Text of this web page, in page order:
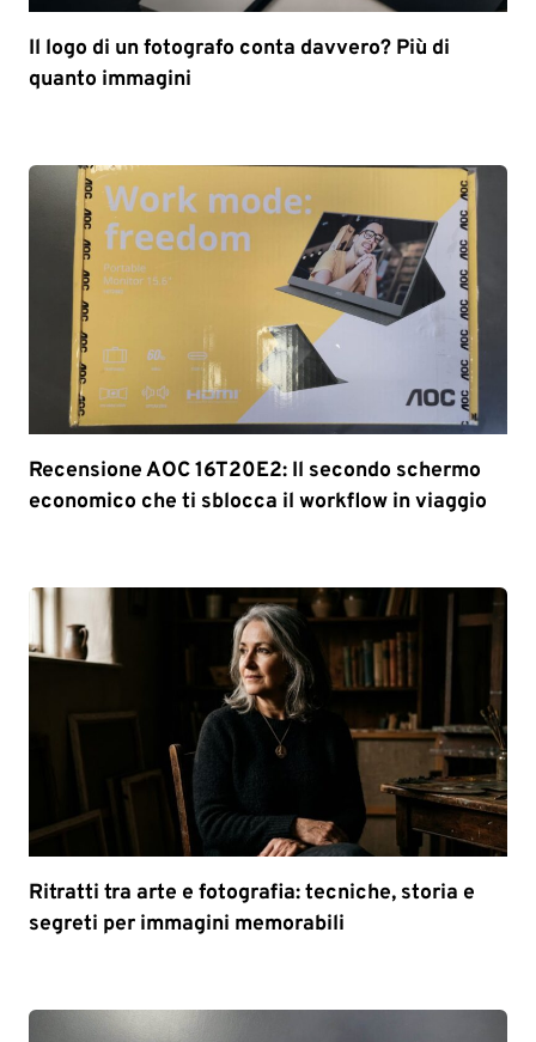
Il logo di un fotografo conta davvero? Più di
quanto immagini
Recensione AOC 16T20E2: Il secondo schermo
economico che ti sblocca il workflow in viaggio
Ritratti tra arte e fotografia: tecniche, storia e
segreti per immagini memorabili